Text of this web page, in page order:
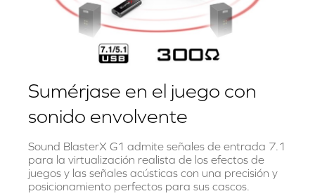
Sumérjase en el juego con
sonido envolvente
Sound BlasterX G1 admite señales de entrada 7.1
para la virtualización realista de los efectos de
juegos y las señales acústicas con una precisión y
posicionamiento perfectos para sus cascos.